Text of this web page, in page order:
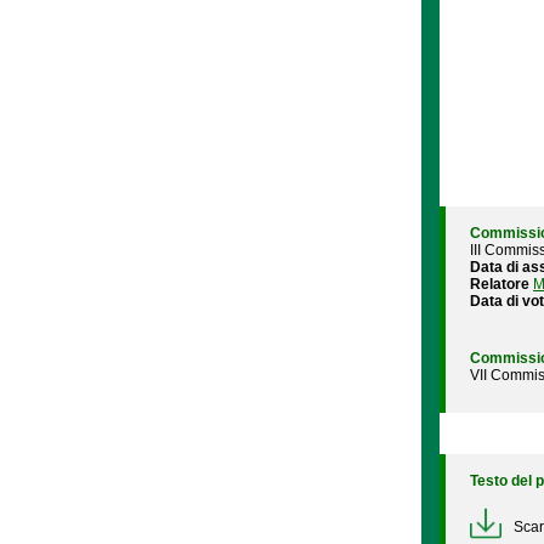
III
Data di
Relatore
Data di
VII
Testo del